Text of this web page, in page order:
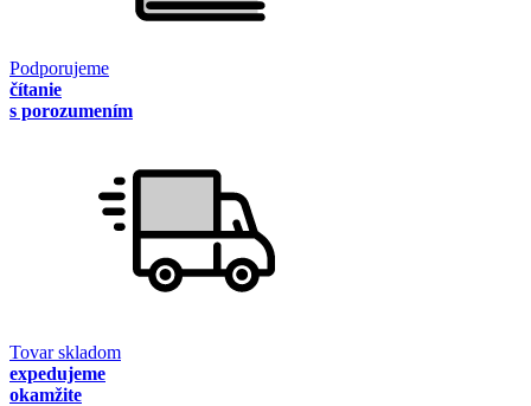
Podporujeme
čítanie
s porozumením
Tovar skladom
expedujeme
okamžite